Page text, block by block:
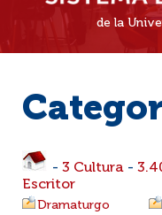
de la
- 3 Cultura -
Escritor
Dramaturgo